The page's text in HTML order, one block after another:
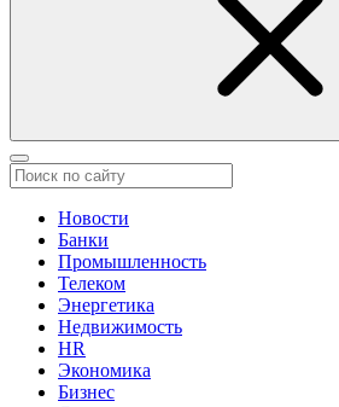
Новости
Банки
Промышленность
Телеком
Энергетика
Недвижимость
HR
Экономика
Бизнес